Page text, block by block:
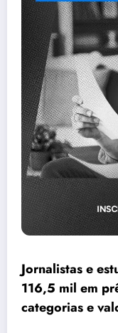
Jornalistas e
116,5 mil em
categorias e